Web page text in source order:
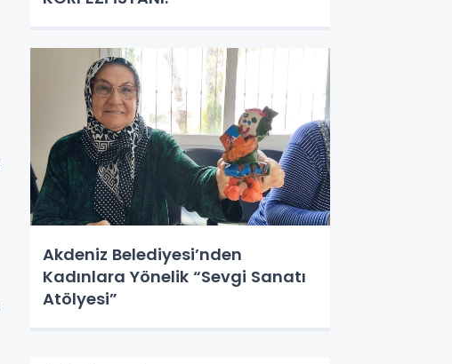
Akdeniz Belediyesi’nden
Kadınlara Yönelik “Sevgi Sanatı
Atölyesi”